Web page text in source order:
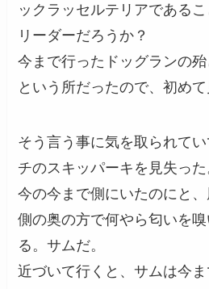
ックラッセルテリアである
リーダーだろうか？
今まで行ったドッグランの殆
という所だったので、初めて
そう言う事に気を取られて
チのスキッパーキを見失った
今の今まで側にいたのにと
側の奥の方で何やら匂いを
る。サムだ。
近づいて行くと、サムは今